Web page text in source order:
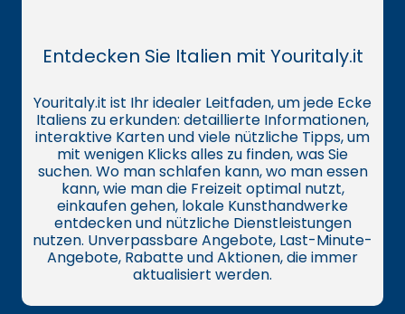
Entdecken Sie Italien mit Youritaly.it
Youritaly.it ist Ihr idealer Leitfaden, um jede Ecke
Italiens zu erkunden: detaillierte Informationen,
interaktive Karten und viele nützliche Tipps, um
mit wenigen Klicks alles zu finden, was Sie
suchen. Wo man schlafen kann, wo man essen
kann, wie man die Freizeit optimal nutzt,
einkaufen gehen, lokale Kunsthandwerke
entdecken und nützliche Dienstleistungen
nutzen. Unverpassbare Angebote, Last-Minute-
Angebote, Rabatte und Aktionen, die immer
aktualisiert werden.